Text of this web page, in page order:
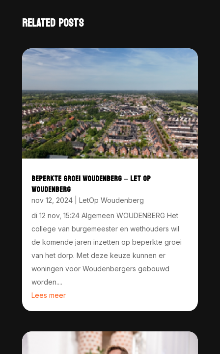
RELATED POSTS
BEPERKTE GROEI WOUDENBERG – LET OP
WOUDENBERG
nov 12, 2024| LetOp Woudenberg
di 12 nov, 15:24 Algemeen WOUDENBERG Het
college van burgemeester en wethouders wil
de komende jaren inzetten op beperkte groei
van het dorp. Met deze keuze kunnen er
woningen voor Woudenbergers gebouwd
worden....
Lees meer